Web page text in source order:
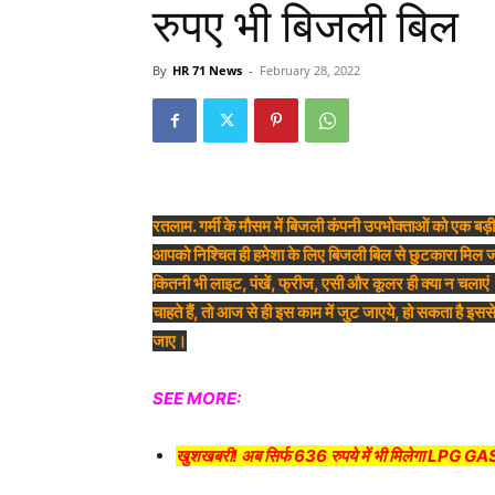
रुपए भी बिजली बिल
By HR 71 News - February 28, 2022
रतलाम. गर्मी के मौसम में बिजली कंपनी उपभोक्ताओं को एक
आपको निश्चित ही हमेशा के लिए बिजली बिल से छुटकारा
कितनी भी लाइट, पंखें, फ्रीज, एसी और कूलर ही क्या न
चाहते हैं, तो आज से ही इस काम में जुट जाएये, हो सकता है
जाए।
SEE MORE:
खुशखबरी! अब सिर्फ 636 रुपये में भी मिलेगा LPG